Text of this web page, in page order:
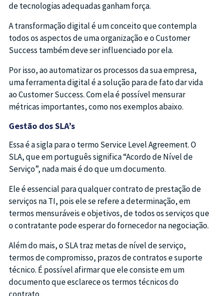
de tecnologias adequadas ganham força.
A transformação digital é um conceito que contempla
todos os aspectos de uma organização e o Customer
Success também deve ser influenciado por ela.
Por isso, ao automatizar os processos da sua empresa,
uma ferramenta digital é a solução para de fato dar vida
ao Customer Success. Com ela é possível mensurar
métricas importantes, como nos exemplos abaixo.
Gestão dos SLA’s
Essa é a sigla para o termo Service Level Agreement. O
SLA, que em português significa “Acordo de Nível de
Serviço”, nada mais é do que um documento.
Ele é essencial para qualquer contrato de prestação de
serviços na TI, pois ele se refere a determinação, em
termos mensuráveis e objetivos, de todos os serviços que
o contratante pode esperar do fornecedor na negociação.
Além do mais, o SLA traz metas de nível de serviço,
termos de compromisso, prazos de contratos e suporte
técnico. É possível afirmar que ele consiste em um
documento que esclarece os termos técnicos do